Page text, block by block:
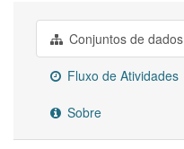
Conjuntos de dados
Fluxo de Atividades
Sobre